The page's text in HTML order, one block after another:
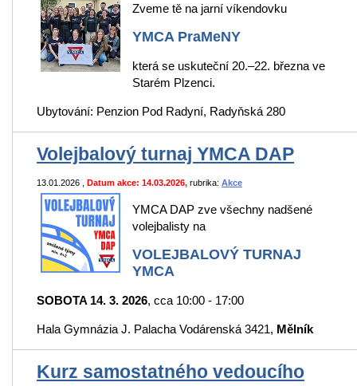
Zveme tě na jarní víkendovku
YMCA PraMeNY
která se uskuteční 20.–22. března ve
Starém Plzenci.
Ubytování: Penzion Pod Radyní, Radyňská 280
Volejbalový turnaj YMCA DAP
13.01.2026 Datum akce: 14.03.2026, rubrika: Akce
YMCA DAP zve všechny nadšené
volejbalisty na
VOLEJBALOVÝ TURNAJ
YMCA
SOBOTA 14. 3. 2026, cca 10:00 - 17:00
Hala Gymnázia J. Palacha Vodárenská 3421, Mělník
Kurz samostatného vedoucího